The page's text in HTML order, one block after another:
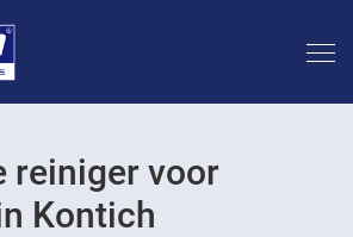
reiniger voor
Kontich